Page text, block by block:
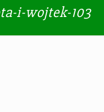
i-wojtek-103